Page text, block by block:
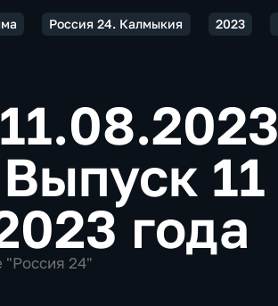
Россия 24. Калмыкия 2023
Выпуск 11
года
"Россия 24"